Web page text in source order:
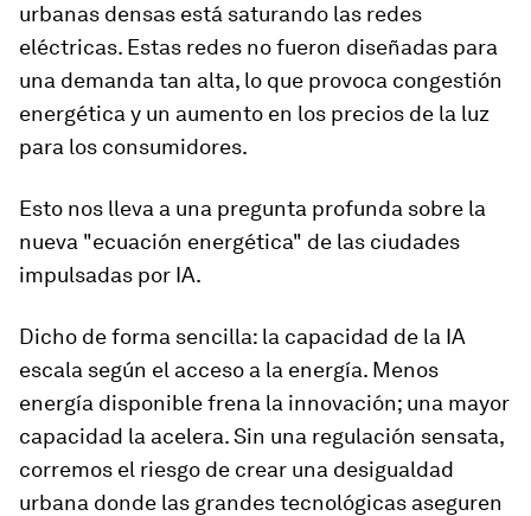
urbanas densas está saturando las redes
eléctricas. Estas redes no fueron diseñadas para
una demanda tan alta, lo que provoca congestión
energética y un aumento en los precios de la luz
para los consumidores.
Esto nos lleva a una pregunta profunda sobre la
nueva "ecuación energética" de las ciudades
impulsadas por IA.
Dicho de forma sencilla: la capacidad de la IA
escala según el acceso a la energía. Menos
energía disponible frena la innovación; una mayor
capacidad la acelera. Sin una regulación sensata,
corremos el riesgo de crear una desigualdad
urbana donde las grandes tecnológicas aseguren